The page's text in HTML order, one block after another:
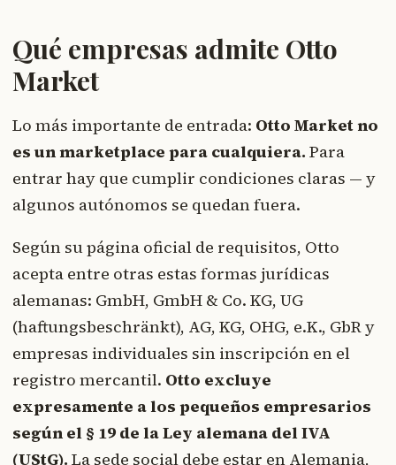
Qué empresas admite Otto
Market
Lo más importante de entrada: Otto Market no
es un marketplace para cualquiera. Para
entrar hay que cumplir condiciones claras — y
algunos autónomos se quedan fuera.
Según su página oficial de requisitos, Otto
acepta entre otras estas formas jurídicas
alemanas: GmbH, GmbH & Co. KG, UG
(haftungsbeschränkt), AG, KG, OHG, e.K., GbR y
empresas individuales sin inscripción en el
registro mercantil. Otto excluye
expresamente a los pequeños empresarios
según el § 19 de la Ley alemana del IVA
(UStG). La sede social debe estar en Alemania,